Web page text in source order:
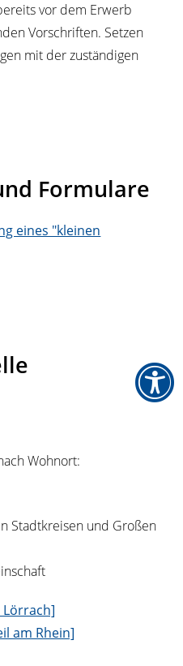
vor dem Erwerb
Vorschriften. Setzen
mit der zuständigen
Formulare
eines "kleinen
Wohnort:
Stadtkreisen und Großen
am Rhein]